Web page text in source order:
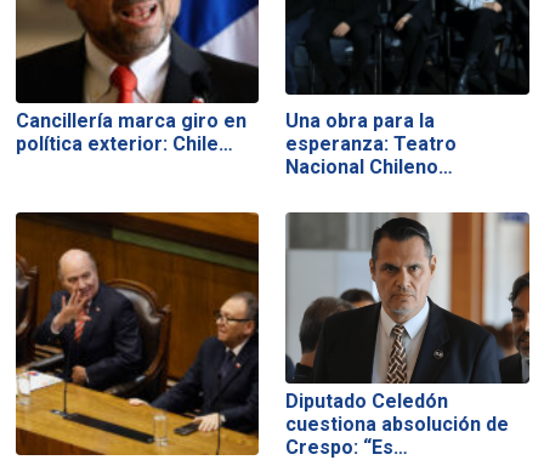
Cancillería marca giro en
política exterior: Chile…
Una obra para la
esperanza: Teatro
Nacional Chileno…
Diputado Celedón
cuestiona absolución de
Crespo: “Es…